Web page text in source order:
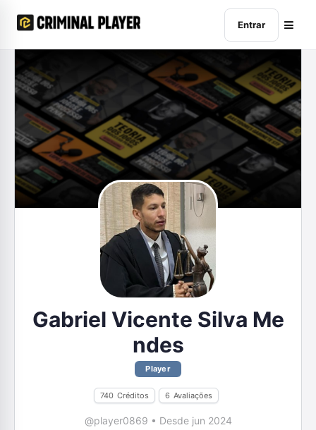
Entrar
Gabriel Vicente Silva Me
ndes
Player
740 Créditos 6 Avaliações
@player0869 • Desde jun 2024